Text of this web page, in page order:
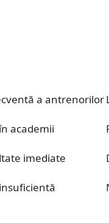
a antrenorilor
academii
imediate